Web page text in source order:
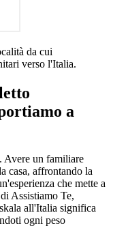
da cui
verso l'Italia.
a
Avere un familiare
casa, affrontando la
che mette a
Assistiamo Te,
all'Italia significa
ogni peso